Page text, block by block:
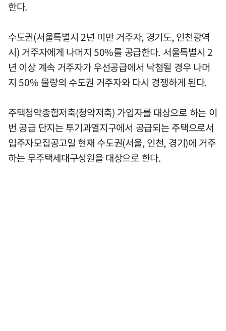
한다.
수도권(서울특별시 2년 미만 거주자, 경기도, 인천광역
시) 거주자에게 나머지 50%를 공급한다. 서울특별시 2
년 이상 계속 거주자가 우선공급에서 낙첨될 경우 나머
지 50% 물량의 수도권 거주자와 다시 경쟁하게 된다.
주택청약종합저축(청약저축) 가입자를 대상으로 하는 이
번 공급 단지는 투기과열지구에서 공급되는 주택으로서
입주자모집공고일 현재 수도권(서울, 인천, 경기)에 거주
하는 무주택세대구성원을 대상으로 한다.